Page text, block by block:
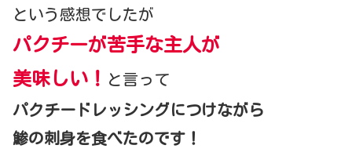
という感想でしたが
パクチーが苦手な主人が
美味しい！ と言って
パクチードレッシングにつけながら
鯵の刺身を食べたのです！